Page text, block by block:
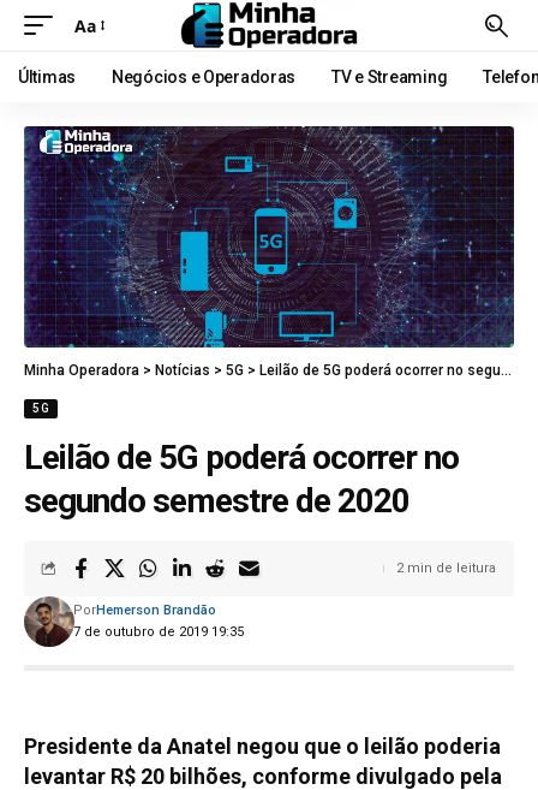
Aa
Últimas Negócios e Operadoras TV e Streaming
Minha Operadora > Notícias > 5G > Leilão de 5G poderá ocorrer no segundo semestre de 2020
5G
Leilão de 5G poderá ocorrer no
segundo semestre de 2020
7 de outubro de 2019 19:35
PorHemerson Brandão
2 min de leitura
Presidente da Anatel negou que o leilão poderia
levantar R$ 20 bilhões, conforme divulgado pela